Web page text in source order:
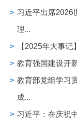
> 习近平出席2026
理...
> 【2025年大事
> 教育强国建设开
> 教育部党组学习
成...
> 习近平：在庆祝